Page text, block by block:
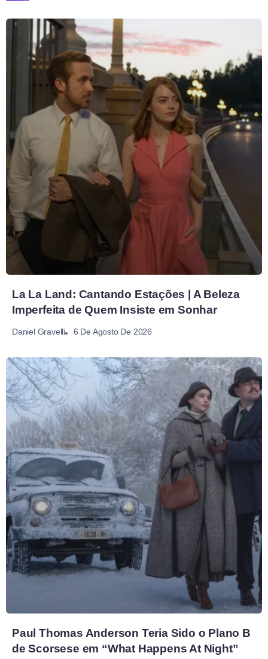
La La Land: Cantando Estações | A Beleza
Imperfeita de Quem Insiste em Sonhar
Daniel Gravelli 6 De Agosto De 2026
Paul Thomas Anderson Teria Sido o Plano B
de Scorsese em “What Happens At Night”